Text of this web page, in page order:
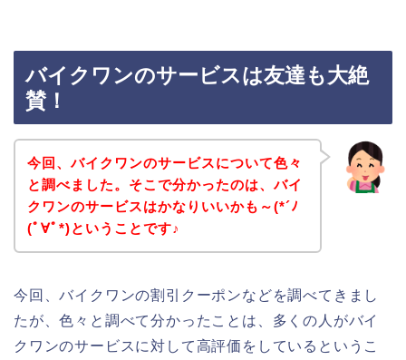
バイクワンのサービスは友達も大絶
賛！
今回、バイクワンのサービスについて色々
と調べました。そこで分かったのは、バイ
クワンのサービスはかなりいいかも～(*´ﾉ
(ﾟ∀ﾟ*)ということです♪
今回、バイクワンの割引クーポンなどを調べてきまし
たが、色々と調べて分かったことは、多くの人がバイ
クワンのサービスに対して高評価をしているというこ